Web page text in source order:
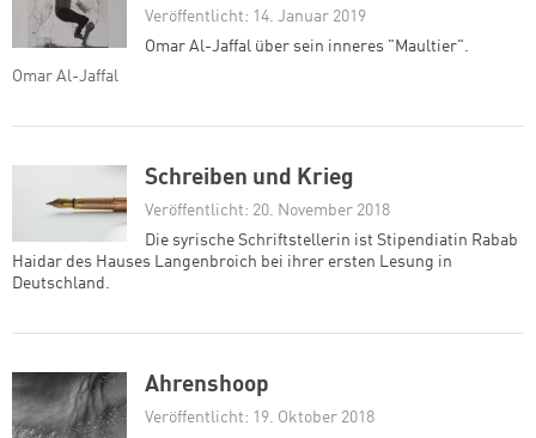
Veröffentlicht: 14. Januar 2019
Omar Al-Jaffal über sein inneres "Maultier".
Omar Al-Jaffal
Schreiben und Krieg
Veröffentlicht: 20. November 2018
Die syrische Schriftstellerin ist Stipendiatin Rabab
Haidar des Hauses Langenbroich bei ihrer ersten Lesung in
Deutschland.
Ahrenshoop
Veröffentlicht: 19. Oktober 2018